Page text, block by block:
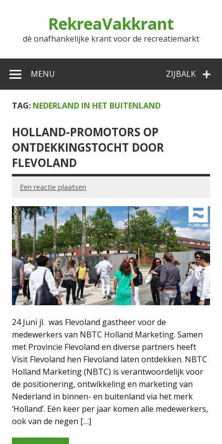
RekreaVakkrant
dé onafhankelijke krant voor de recreatiemarkt
ZIJBALK
MENU
TAG: NEDERLAND IN HET BUITENLAND
HOLLAND-PROMOTORS OP
ONTDEKKINGSTOCHT DOOR
FLEVOLAND
Een reactie plaatsen
24 Juni jl. was Flevoland gastheer voor de
medewerkers van NBTC Holland Marketing. Samen
met Provincie Flevoland en diverse partners heeft
Visit Flevoland hen Flevoland laten ontdekken. NBTC
Holland Marketing (NBTC) is verantwoordelijk voor
de positionering, ontwikkeling en marketing van
Nederland in binnen- en buitenland via het merk
‘Holland’. Eén keer per jaar komen alle medewerkers,
ook van de negen […]